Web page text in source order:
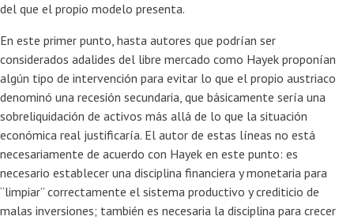
del que el propio modelo presenta.
En este primer punto, hasta autores que podrían ser
considerados adalides del libre mercado como Hayek proponían
algún tipo de intervención para evitar lo que el propio austriaco
denominó una recesión secundaria, que básicamente sería una
sobreliquidación de activos más allá de lo que la situación
económica real justificaría. El autor de estas líneas no está
necesariamente de acuerdo con Hayek en este punto: es
necesario establecer una disciplina financiera y monetaria para
“limpiar” correctamente el sistema productivo y crediticio de
malas inversiones; también es necesaria la disciplina para crecer